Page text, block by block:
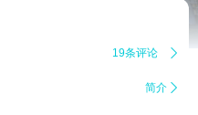
19条评论 
简介 